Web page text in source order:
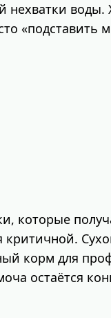
нехватки
«подставить
критичной.
корм для
остаётся